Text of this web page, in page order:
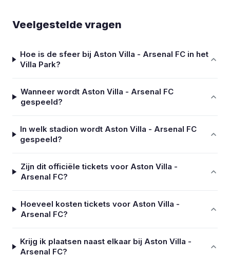
Veelgestelde vragen
Hoe is de sfeer bij Aston Villa - Arsenal FC in het
Villa Park?
Wanneer wordt Aston Villa - Arsenal FC
gespeeld?
In welk stadion wordt Aston Villa - Arsenal FC
gespeeld?
Zijn dit officiële tickets voor Aston Villa -
Arsenal FC?
Hoeveel kosten tickets voor Aston Villa -
Arsenal FC?
Krijg ik plaatsen naast elkaar bij Aston Villa -
Arsenal FC?